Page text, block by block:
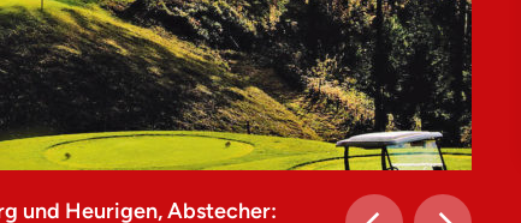
und Heurigen, Abstecher: